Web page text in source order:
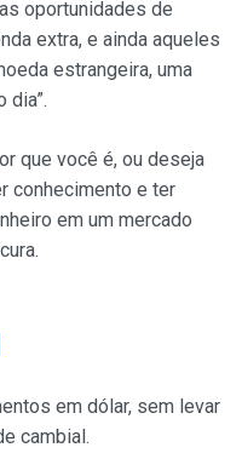
oportunidades de
extra, e ainda aqueles
estrangeira, uma
dia”.
que você é, ou deseja
conhecimento e ter
em um mercado
em dólar, sem levar
cambial.